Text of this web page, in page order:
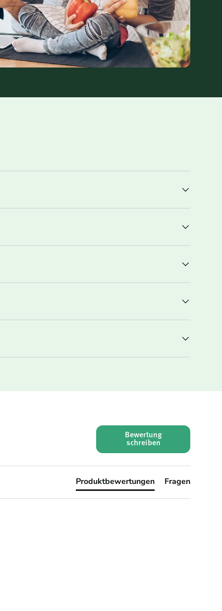
Bewertung
schreiben
Produktbewertungen Fragen